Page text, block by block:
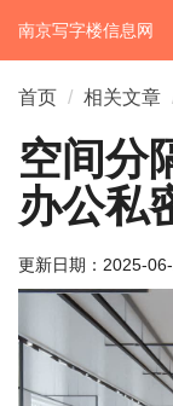
南京写字楼信息网
首页 相关文章
空间分
办公私
更新日期： 2025-